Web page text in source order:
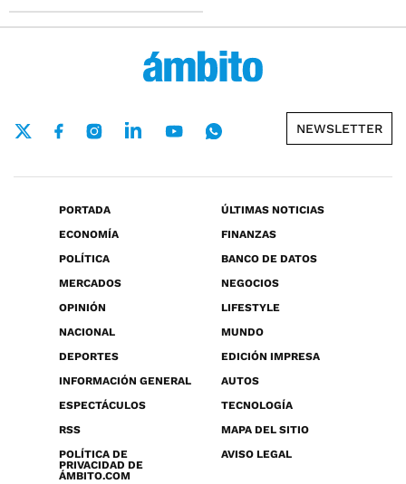
NEWSLETTER
PORTADA
ÚLTIMAS NOTICIAS
ECONOMÍA
FINANZAS
POLÍTICA
BANCO DE DATOS
MERCADOS
NEGOCIOS
OPINIÓN
LIFESTYLE
NACIONAL
MUNDO
DEPORTES
EDICIÓN IMPRESA
INFORMACIÓN GENERAL
AUTOS
ESPECTÁCULOS
TECNOLOGÍA
RSS
MAPA DEL SITIO
POLÍTICA DE
PRIVACIDAD DE
ÁMBITO.COM
AVISO LEGAL